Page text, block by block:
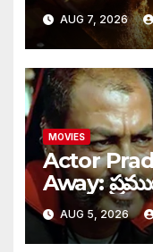
AUG 7, 2026
MOVIES
Actor
Away:
మృతి…
AUG 5, 2026